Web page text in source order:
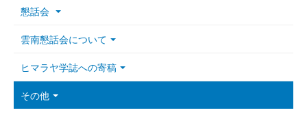
懇話会
雲南懇話会について
ヒマラヤ学誌への寄稿
その他